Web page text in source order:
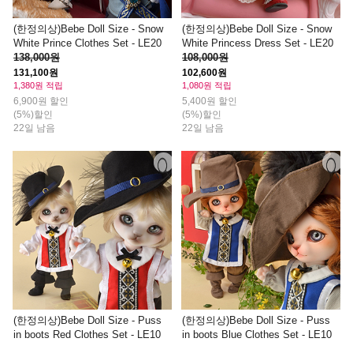
(한정의상)Bebe Doll Size - Snow
White Prince Clothes Set - LE20
138,000원
131,100원
1,380원 적립
6,900원 할인
(5%)할인
22일 남음
(한정의상)Bebe Doll Size - Snow
White Princess Dress Set - LE20
108,000원
102,600원
1,080원 적립
5,400원 할인
(5%)할인
22일 남음
(한정의상)Bebe Doll Size - Puss
in boots Red Clothes Set - LE10
(한정의상)Bebe Doll Size - Puss
in boots Blue Clothes Set - LE10